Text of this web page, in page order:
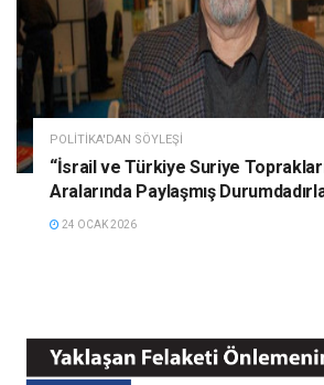
POLITIKA'DAN SÖYLEŞI
“İsrail ve Türkiye Suriye
Aralarında Paylaşmış
24 OCAK 2026